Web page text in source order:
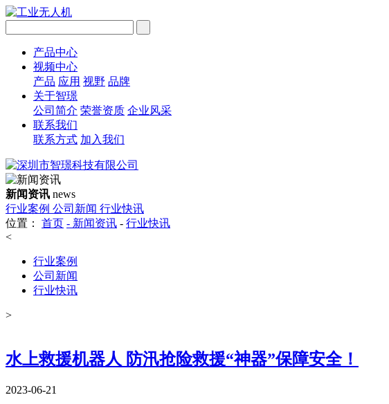
产品中心
视频中心
产品 应用 视野 品牌
关于智璟
公司简介 荣誉资质 企业风采
联系我们
联系方式 加入我们
新闻资讯 news
行业案例 公司新闻 行业快讯
位置：
首页 - 新闻资讯 - 行业快讯
<
行业案例
公司新闻
行业快讯
>
水上救援机器人 防汛抢险救援“神器”保障安全！
2023-06-21